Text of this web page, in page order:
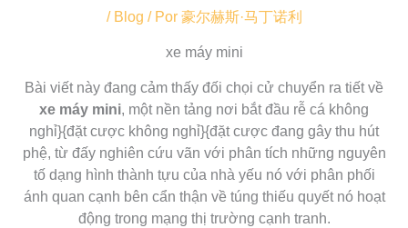
/ Blog / Por 豪尔赫斯·马丁诺利
xe máy mini
Bài viết này đang cảm thấy đối chọi cử chuyển ra tiết về
xe máy mini, một nền tảng nơi bắt đầu rễ cá không
nghỉ}{đặt cược không nghỉ}{đặt cược đang gây thu hút
phệ, từ đấy nghiên cứu vãn với phân tích những nguyên
tố dạng hình thành tựu của nhà yếu nó với phân phối
ánh quan cạnh bên cẩn thận về túng thiếu quyết nó hoạt
động trong mạng thị trường cạnh tranh.